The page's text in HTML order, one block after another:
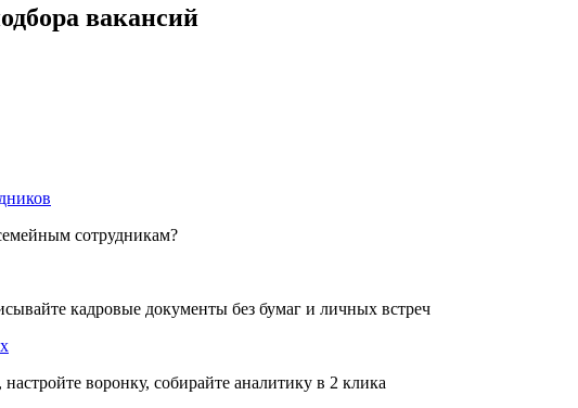
вакансий
сотрудникам?
кадровые документы без бумаг и личных встреч
воронку, собирайте аналитику в 2 клика